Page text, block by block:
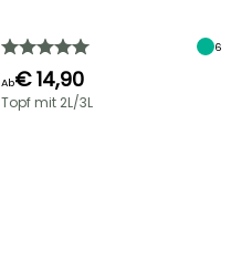
6
Ab€ 14,90
Topf mit 2L/3L